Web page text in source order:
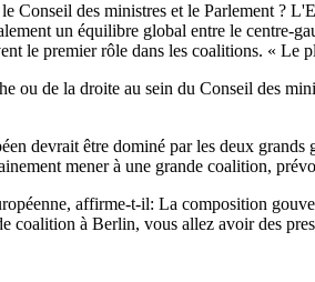
Conseil des ministres et le Parlement ?
un équilibre global entre le centre-
le premier rôle dans les coalitions. « Le
ou de la droite au sein du Conseil des
devrait être dominé par les deux
mener à une grande coalition,
affirme-t-il: La composition
coalition à Berlin, vous allez avoir des